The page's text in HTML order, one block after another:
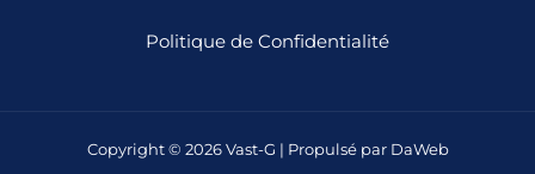
Politique de Confidentialité
Copyright © 2026 Vast-G | Propulsé par DaWeb